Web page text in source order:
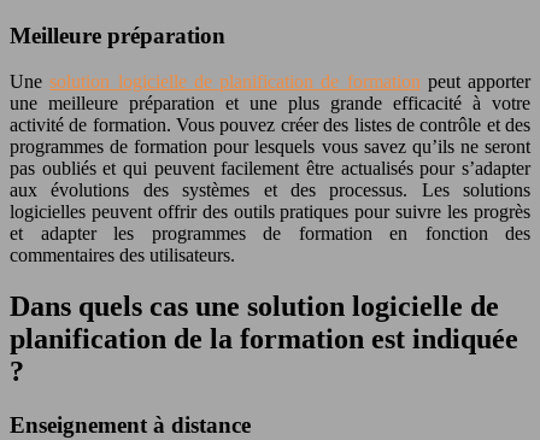
Meilleure préparation
Unesolution logicielle de planification de formation peut apporter
une meilleure préparation et une plus grande efficacité à votre
activité de formation. Vous pouvez créer des listes de contrôle et des
programmes de formation pour lesquels vous savez qu’ils ne seront
pas oubliés et qui peuvent facilement être actualisés pour s’adapter
aux évolutions des systèmes et des processus. Les solutions
logicielles peuvent offrir des outils pratiques pour suivre les progrès
et adapter les programmes de formation en fonction des
commentaires des utilisateurs.
Dans quels cas une solution logicielle de
planification de la formation est indiquée
?
Enseignement à distance